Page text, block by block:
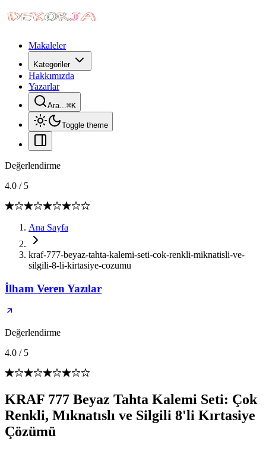
Makaleler
Kategoriler
Hakkımızda
Yazarlar
Ara...⌘K
Toggle theme
Değerlendirme
4.0 / 5
Ana Sayfa
kraf-777-beyaz-tahta-kalemi-seti-cok-renkli-miknatisli-ve-
silgili-8-li-kirtasiye-cozumu
İlham Veren Yazılar
Değerlendirme
4.0 / 5
KRAF 777 Beyaz Tahta Kalemi Seti: Çok
Renkli, Mıknatıslı ve Silgili 8'li Kırtasiye
Çözümü